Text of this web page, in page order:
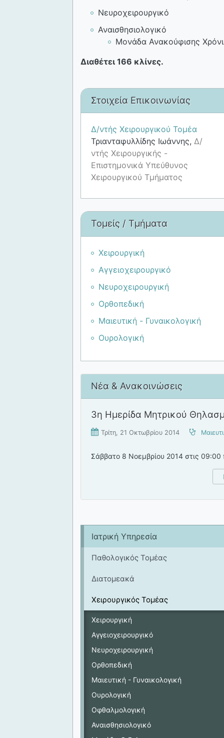
Ιατρική Υπηρεσία
Παθολογικός Τομέας
Διατομεακά
Χειρουργικός Τομέας
Χειρουργική
Αγγειοχειρουργικό
Νευροχειρουργική
Ορθοπεδική
Μαιευτική - Γυναικολογική
Ουρολογική
Οφθαλμολογική
Αναισθησιολογικό
Νευροχειρουργικό
Αναισθησιολογικό
Μονάδα Ανακούφισης
Διαθέτει 166 κλίνες.
Στοιχεία Επικοινωνίας
Δ/ντής Χειρουργικού Τομέα
Τριανταφυλλίδης Ιωάννης, Δ/
ντής Χειρουργικής -
Επιστημονικά Υπεύθυνος
Χειρουργικού Τμήματος
Τομείς / Τμήματα
Χειρουργική
Αγγειοχειρουργικό
Νευροχειρουργική
Ορθοπεδική
Μαιευτική - Γυναικολογική
Ουρολογική
Νέα & Ανακοινώσεις
3η Ημερίδα Μητρικού
Τρίτη, 21 Οκτωβρίου 2014
Σάββατο 8 Νοεμβρίου 2014 στις 09:00